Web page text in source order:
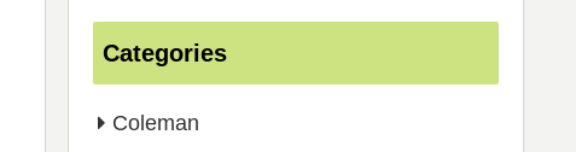
Categories
Coleman